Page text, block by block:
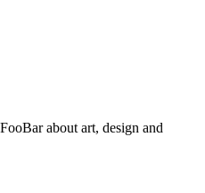
about art, design and